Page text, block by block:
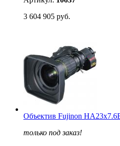
3 604 905 руб.
Объектив Fujinon
только под заказ!